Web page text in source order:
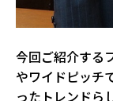
今回ご紹介する
やワイドピッチ
ったトレンドら